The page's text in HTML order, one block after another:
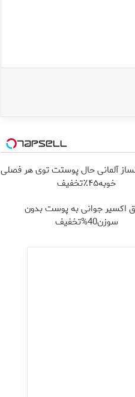
آلمانی حال پوستت توی هر فصلی
خوبه۴۵٪تخفیف
اکسیر جوانی به پوست بدون
سوزن40%تخفیف